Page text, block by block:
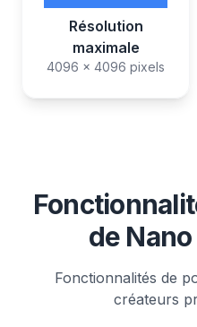
Résolution
maximale
4096 x 4096 pixels
de
Fonctionnalités de
créateurs